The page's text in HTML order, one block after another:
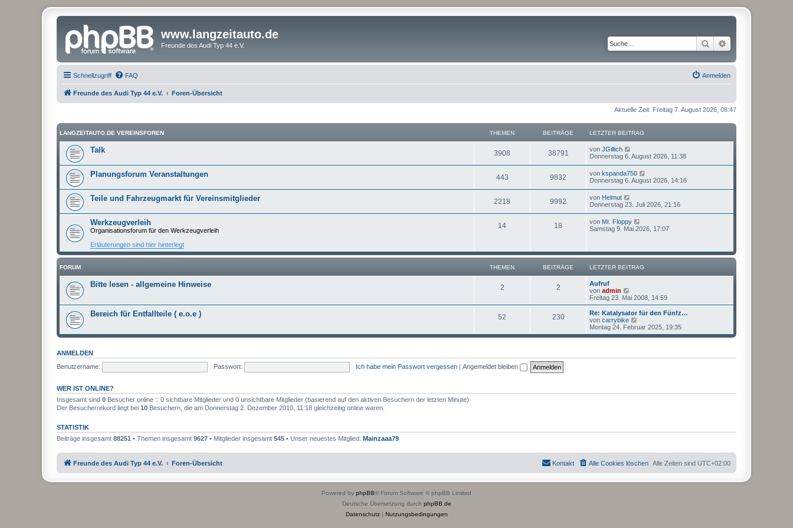
www.langzeitauto.de
Freunde des Audi Typ 44 e.V. Suche
Schnellzugriff FAQ Anmelden
Freunde des Audi Typ 44 e.V. Foren-Übersicht
Aktuelle Zeit: Freitag 7. August 2026, 08:47
LANGZEITAUTO.DE VEREINSFOREN THEMEN BEITRÄGE LETZTER BEITRAG
Talk 3908 38791 von JGillich
e
e
s
t
e
B
e
i
t
r
Donnerstag 6. August 2026, 11:38
Planungsforum Veranstaltungen 443 9832 von kspanda750
e
s
t
e
B
t
r
Donnerstag 6. August 2026, 14:16
Teile und Fahrzeugmarkt für Vereinsmitglieder 2218 9992 von Helmut
e
s
t
B
i
t
g
Donnerstag 23. Juli 2026, 21:16
Werkzeugverleih
Organisationsforum für den Werkzeugverleih
Erläuterungen sind hier hinterlegt
14 18 von Mr. Floppy
e
t
r
B
t
r
a
Samstag 9. Mai 2026, 17:07
FORUM THEMEN BEITRÄGE LETZTER BEITRAG
Bitte lesen - allgemeine Hinweise 2 2
Aufruf
von admin
e
u
e
s
t
r
i
Freitag 23. Mai 2008, 14:59
Bereich für Entfallteile ( e.o.e ) 52 230
Re: Katalysator für den Fünfz…
von carrybike
e
u
Montag 24. Februar 2025, 19:35
ANMELDEN
Benutzername:
Passwort: Ich habe mein Passwort vergessen | Angemeldet bleiben
WER IST ONLINE?
Insgesamt sind 0 Besucher online :: 0 sichtbare Mitglieder und 0 unsichtbare Mitglieder (basierend auf den aktiven Besuchern der letzten Minute)
Der Besucherrekord liegt bei 10 Besuchern, die am Donnerstag 2. Dezember 2010, 11:18 gleichzeitig online waren.
STATISTIK
Beiträge insgesamt 88251 • Themen insgesamt 9627 • Mitglieder insgesamt 545 • Unser neuestes Mitglied: Mainzaaa79
Freunde des Audi Typ 44 e.V. Foren-Übersicht Alle Zeiten sind UTC+02:00
Alle Cookies löschen
Kontakt
Powered by phpBB® Forum Software © phpBB Limited
Deutsche Übersetzung durch phpBB.de
Datenschutz| Nutzungsbedingungen